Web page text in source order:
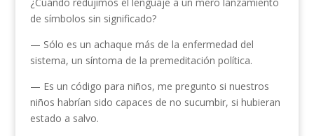
de símbolos sin significado?
— Sólo es un achaque más de la enfermedad del
sistema, un síntoma de la premeditación política.
— Es un código para niños, me pregunto si nuestros
niños habrían sido capaces de no sucumbir, si hubieran
estado a salvo.